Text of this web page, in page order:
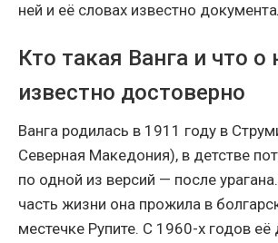
ней и её словах известно
Кто такая Ванга и что о
известно достоверно
Ванга родилась в 1911 году в
Северная Македония), в детстве
по одной из версий — после
часть жизни она прожила в
местечке Рупите. С 1960-х годов её